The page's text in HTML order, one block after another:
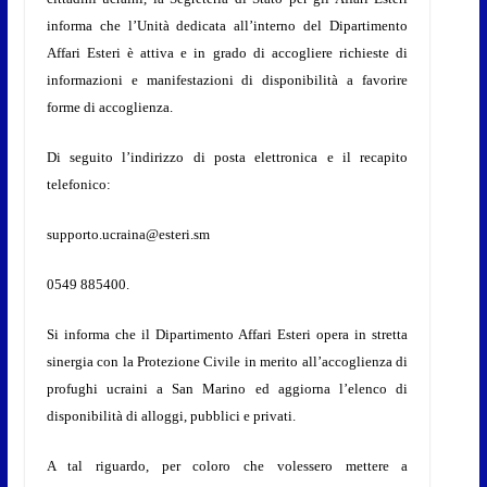
informa che l’Unità dedicata all’interno del Dipartimento
Affari Esteri è attiva e in grado di accogliere richieste di
informazioni e manifestazioni di disponibilità a favorire
forme di accoglienza.
Di seguito l’indirizzo di posta elettronica e il recapito
telefonico:
supporto.ucraina@esteri.sm
0549 885400.
Si informa che il Dipartimento Affari Esteri opera in stretta
sinergia con la Protezione Civile in merito all’accoglienza di
profughi ucraini a San Marino ed aggiorna l’elenco di
disponibilità di alloggi, pubblici e privati.
A tal riguardo, per coloro che volessero mettere a